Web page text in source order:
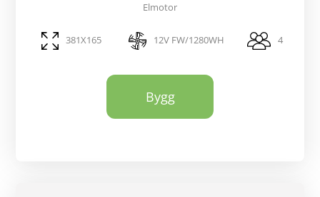
Elmotor
381X165 12V FW/1280WH 4
Bygg